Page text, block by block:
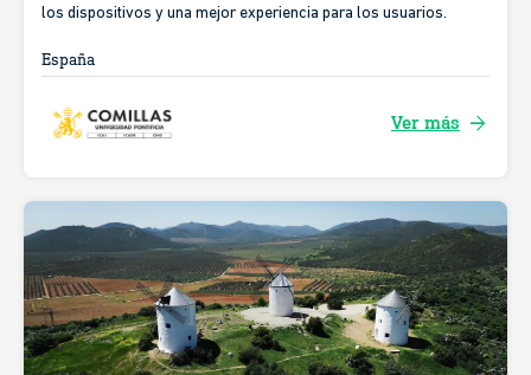
los dispositivos y una mejor experiencia para los usuarios.
España
Ver más arrow_forward